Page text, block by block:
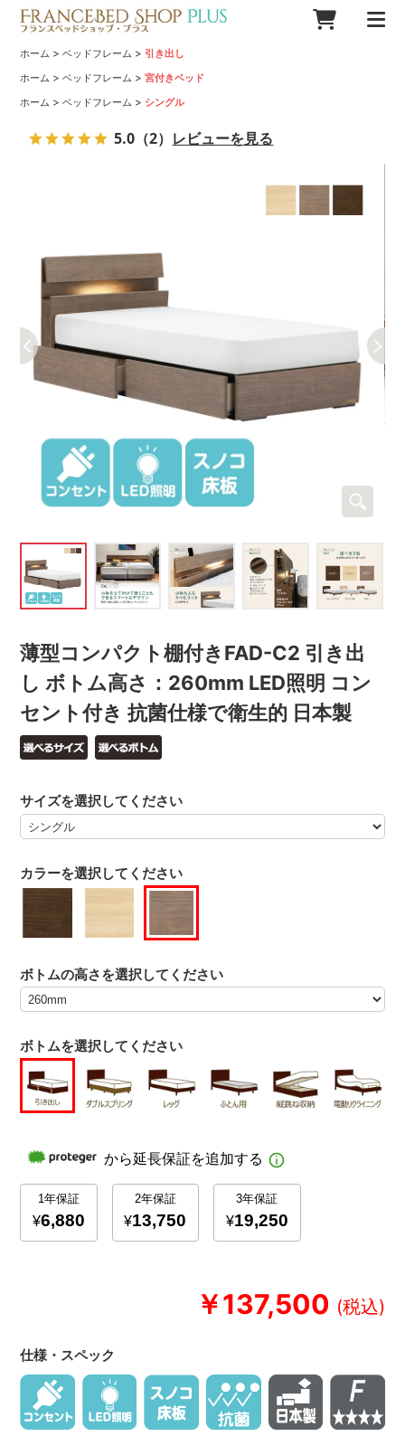
ホーム >ベッドフレーム > 引き出し
ホーム >ベッドフレーム >宮付きベッド
ホーム >ベッドフレーム > シングル
薄型コンパクト棚付きFAD-C2 引き出
し ボトム高さ：260mm LED照明 コン
セント付き 抗菌仕様で衛生的 日本製
￥137,500
カラーを選択してください
サイズを選択してください
ボトムの高さを選択してください
ボトムを選択してください
仕様・スペック
5.0 （2） レビューを見る